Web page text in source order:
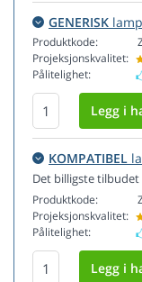
GENERISK
Produktkode:
Projeksjonskvalitet:
Pålitelighet:
KOMPATIBEL
Det billigste
Produktkode:
Projeksjonskvalitet:
Pålitelighet: